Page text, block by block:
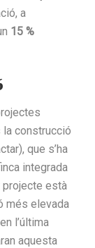
a
15 %
la construcció
que s’ha
integrada
projecte està
més elevada
l’última
aquesta